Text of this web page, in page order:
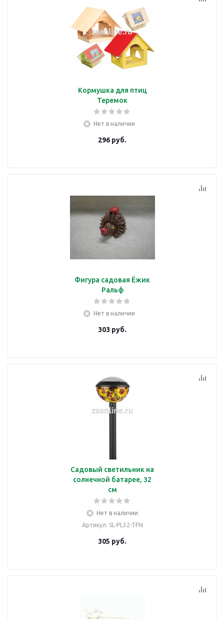
Кормушка для птиц
Теремок
Нет в наличии
296 руб.
Фигура садовая Ёжик
Ральф
Нет в наличии
303 руб.
Садовый светильник на
солнечной батарее, 32
см
Нет в наличии
Артикул: SL-PL32-TFN
305 руб.